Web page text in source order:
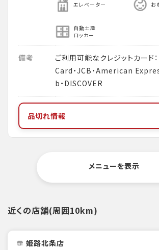
エレベーター お
自動土産
ロッカー
備考
ご利用可能なクレジットカード
Card・JCB・American
b・DISCOVER
品切れ情報
メニューを表示
近くの店舗(周囲10km)
姫路北条店